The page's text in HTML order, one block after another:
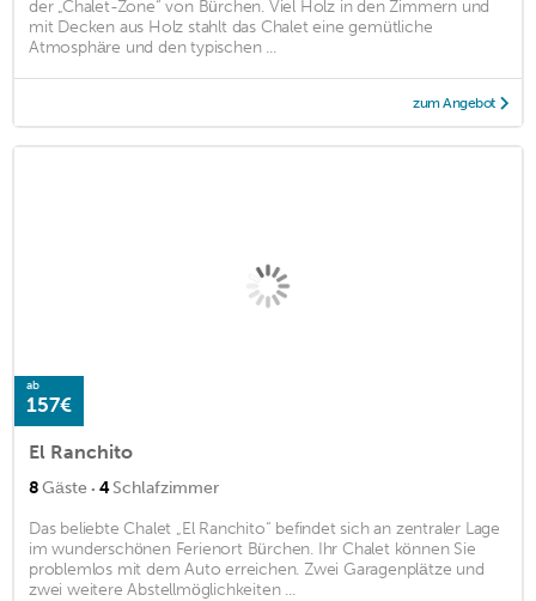
der „Chalet-Zone“ von Bürchen. Viel Holz in den Zimmern und
mit Decken aus Holz stahlt das Chalet eine gemütliche
Atmosphäre und den typischen ...
zum Angebot
ab
157€
El Ranchito
8Gäste · 4Schlafzimmer
Das beliebte Chalet „El Ranchito“ befindet sich an zentraler Lage
im wunderschönen Ferienort Bürchen. Ihr Chalet können Sie
problemlos mit dem Auto erreichen. Zwei Garagenplätze und
zwei weitere Abstellmöglichkeiten ...